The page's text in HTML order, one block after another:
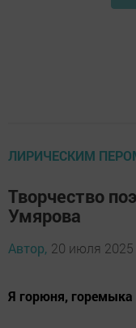
ЛИРИЧЕСКИМ
Творчество
Умярова
Автор, 20 июля 2025
Я горюня, горемыка